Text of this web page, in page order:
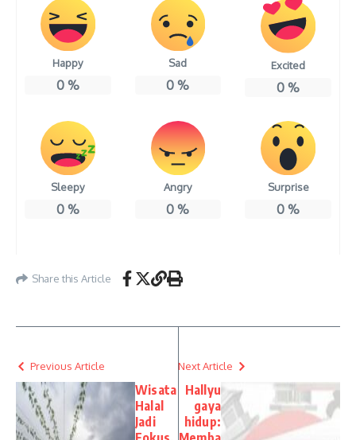
Happy
0%
Sad
0 %
Excited
0 %
Sleepy
0%
Angry
0 %
Surprise
0 %
Share this Article
Previous Article
Wisata
Halal
Jadi
Next Article
Hallyu
gaya
hidup: